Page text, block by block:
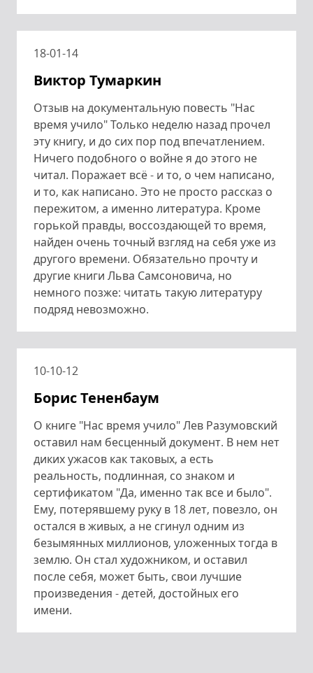
18-01-14
Виктор Тумаркин
Отзыв на документальную повесть "Нас
время учило" Только неделю назад прочел
эту книгу, и до сих пор под впечатлением.
Ничего подобного о войне я до этого не
читал. Поражает всё - и то, о чем написано,
и то, как написано. Это не просто рассказ о
пережитом, а именно литература. Кроме
горькой правды, воссоздающей то время,
найден очень точный взгляд на себя уже из
другого времени. Обязательно прочту и
другие книги Льва Самсоновича, но
немного позже: читать такую литературу
подряд невозможно.
10-10-12
Борис Тененбаум
О книге "Нас время учило" Лев Разумовский
оставил нам бесценный документ. В нем нет
диких ужасов как таковых, а есть
реальность, подлинная, со знаком и
сертификатом "Да, именно так все и было".
Ему, потерявшему руку в 18 лет, повезло, он
остался в живых, а не сгинул одним из
безымянных миллионов, уложенных тогда в
землю. Он стал художником, и оставил
после себя, может быть, свои лучшие
произведения - детей, достойных его
имени.